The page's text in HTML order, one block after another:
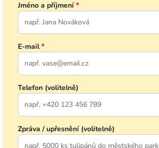
Jméno a příjmení *
E-mail*
Telefon (volitelně)
Zpráva / upřesnění (volitelně)